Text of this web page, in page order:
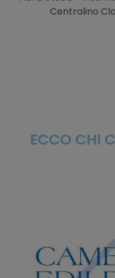
Centralino
ECCO CHI